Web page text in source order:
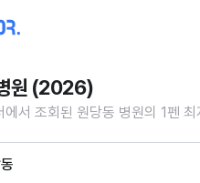
원 (2026)
에서 조회된 원당동 병원의 1펜